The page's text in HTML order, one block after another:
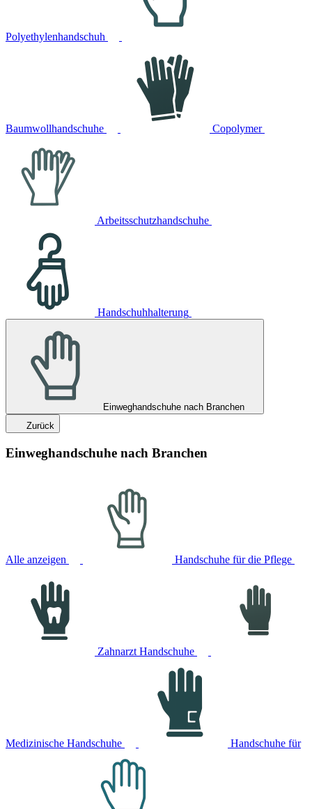
Polyethylenhandschuh
Baumwollhandschuhe Copolymer
Arbeitsschutzhandschuhe
Handschuhhalterung
Einweghandschuhe nach Branchen
Zurück
Einweghandschuhe nach Branchen
Alle anzeigen Handschuhe für die Pflege
Zahnarzt Handschuhe
Medizinische Handschuhe Handschuhe für